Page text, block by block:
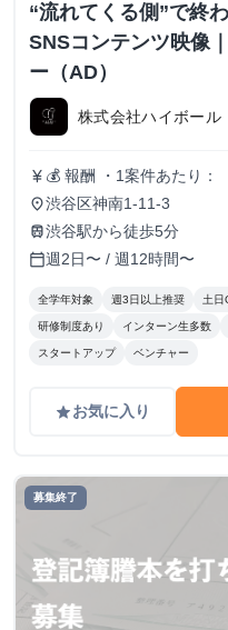
“流れてくる側”で終
SNSコンテンツ映像
ー（AD）
株式会社ハイボール
currency_yen 💰 報酬 ・1案件あたり
日単価（目安）：
円〜 ※実績・スキルに
place渋谷区神南1-11-3
train渋谷駅から徒歩5分
calendar_today週2日〜 / 週12時間〜
全学年対象 週3日以上推奨 土日
研修制度あり インターン生多数
スタートアップ ベンチャー
gradeお気に入り
募集終了